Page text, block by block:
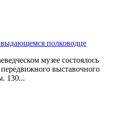
полководце
музее состоялось
выставочного
130...